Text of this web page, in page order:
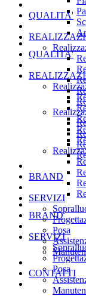
QUALITA'
BRAND
SERVIZI
Posa
QUALITA'
BRAND
SERVIZI
Posa
CONTATTI